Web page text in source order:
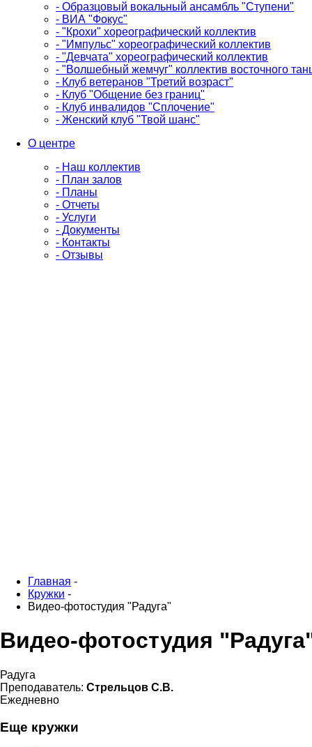
- Образцовый вокальный ансамбль "Ступени"
- ВИА "Фокус"
- "Крохи" хореографический коллектив
- "Импульс" хореографический коллектив
- "Девчата" хореографический коллектив
- "Волшебный жемчуг" коллектив восточного
- Клуб ветеранов "Третий возраст"
- Клуб "Общение без границ"
- Клуб инвалидов "Сплочение"
- Женский клуб "Твой шанс"
О центре
- Наш коллектив
- План залов
- Планы
- Отчеты
- Услуги
- Документы
- Контакты
- Отзывы
Главная -
Кружки -
Видео-фотостудия "Радуга"
Видео-фотостудия
Радуга
Преподаватель: Стрельцов С.В.
Ежедневно
Еще кружки